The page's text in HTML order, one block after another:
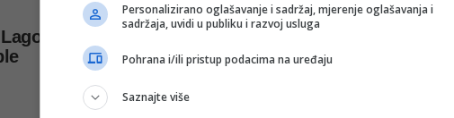
Personalizirano oglašavanje i sadržaj, mjerenje oglašavanja i
sadržaja, uvidi u publiku i razvoj usluga
Pohrana i/ili pristup podacima na uređaju
Saznajte više